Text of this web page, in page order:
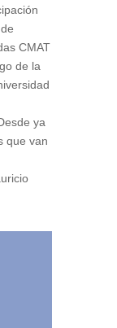
CMAT
de la
ya
que van